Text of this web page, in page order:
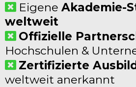
Eigene Akademie-
weltweit
Offizielle
Hochschulen &
Zertifizierte
weltweit anerkannt